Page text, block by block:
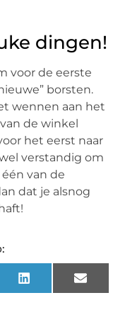
dingen!
voor de eerste
borsten.
wennen aan het
de winkel
het eerst naar
verstandig om
van de
dat je alsnog
LinkedInEmail